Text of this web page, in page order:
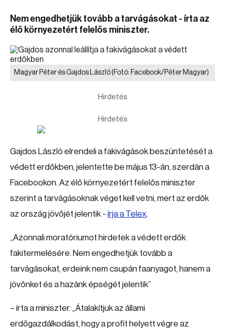
Nem engedhetjük tovább a tarvágásokat - írta az
élő környezetért felelős miniszter.
Magyar Péter és Gajdos László(Fotó: Facebook/Péter Magyar)
Hirdetés
Hirdetés
Gajdos László elrendeli a fakivágások beszüntetését a
védett erdőkben, jelentette be május 13-án, szerdán a
Facebookon. Az élő környezetért felelős miniszter
szerint a tarvágásoknak véget kell vetni, mert az erdők
az ország jövőjét jelentik - írja a Telex.
„Azonnali moratóriumot hirdetek a védett erdők
fakitermelésére. Nem engedhetjük tovább a
tarvágásokat, erdeink nem csupán faanyagot, hanem a
jövőnket és a hazánk épségét jelentik”
– írta a miniszter. „Átalakítjuk az állami
erdőgazdálkodást, hogy a profit helyett végre az